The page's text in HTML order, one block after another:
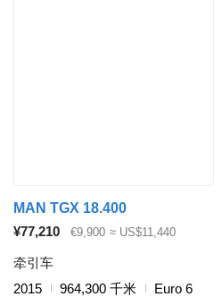
MAN TGX 18.400
¥77,210
€9,900 ≈ US$11,440
牵引车
2015
964,300 千米
Euro 6